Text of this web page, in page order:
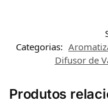
Categorias:
Difusor de
Produtos